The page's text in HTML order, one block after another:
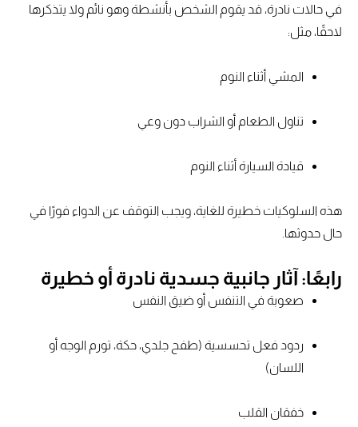
في حالات نادرة، قد يقوم الشخص بأنشطة وهو نائم ولا يتذكرها
لاحقًا، مثل:
المشي أثناء النوم
تناول الطعام أو الشراب دون وعي
قيادة السيارة أثناء النوم
هذه السلوكيات خطيرة للغاية، ويجب التوقف عن الدواء فورًا في
حال حدوثها.
رابعًا: آثار جانبية جسدية نادرة أو خطيرة
صعوبة في التنفس أو ضيق النفس
ردود فعل تحسسية (طفح جلدي، حكة، تورم الوجه أو
اللسان)
خفقان القلب